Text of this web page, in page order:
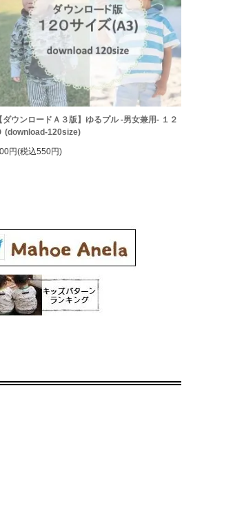
【ダウンロードＡ３版】ゆるプル -男女兼用- １２
(download-120size)
円(税込550円)